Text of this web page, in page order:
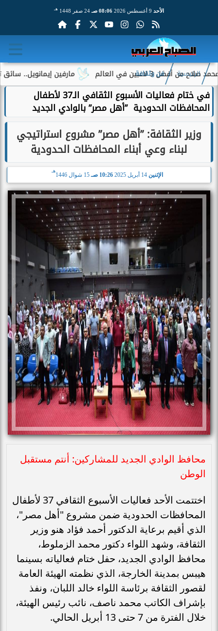
الأحد 08:06 صـ 24 صفر 1448 هـ
مارفين إيمانويل.. سائق توصيل في العالم
الرئيسية فن وثقافة
في ختام فعاليات الأسبوع الثقافي الـ37 لأطفال
المحافظات الحدودية ”أهل مصر” بالوادي الجديد
وزير الثقافة: ”أهل مصر” مشروع استراتيجي
لبناء وعي أبناء المحافظات الحدودية
الإثنين 14 أبريل 2025 10:26 صـ 15 شوال 1446
هـ
محافظ الوادي الجديد للمشاركين: أنتم مستقبل
الوطن
اختتمت الأحد فعاليات الأسبوع الثقافي 37 لأطفال
المحافظات الحدودية ضمن مشروع "أهل مصر"،
الذي أقيم برعاية الدكتور أحمد فؤاد هنو وزير
الثقافة، وشهد اللواء دكتور محمد الزملوط،
محافظ الوادي الجديد، حفل ختام فعالياته بسينما
هيبس بمدينة الخارجة، الذي نظمته الهيئة العامة
لقصور الثقافة برئاسة اللواء خالد اللبان، ونفذ
بإشراف الكاتب محمد ناصف، نائب رئيس الهيئة،
خلال الفترة من 7 حتى 13 أبريل الحالي.